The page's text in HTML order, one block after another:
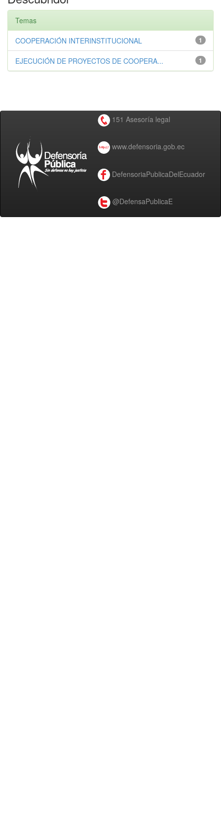
Temas
1
COOPERACIÓN INTERINSTITUCIONAL
1
EJECUCIÓN DE PROYECTOS DE COOPERA...
151 Asesoría legal
www.defensoria.gob.ec
DefensoriaPublicaDelEcuador
@DefensaPublicaE